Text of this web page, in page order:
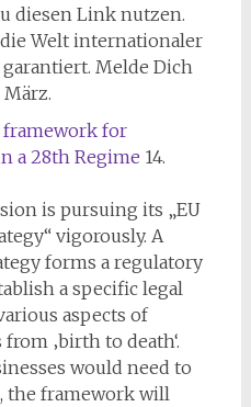
diesen Link nutzen.
Welt internationaler
Melde Dich
März.
framework for
a 28th Regime 14.
is pursuing its „EU
vigorously. A
forms a regulatory
a specific legal
aspects of
‚birth to death‘.
would need to
the framework will